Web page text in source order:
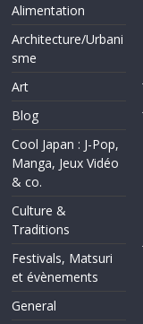
Alimentation
Architecture/Urbani
sme
Art
Blog
Cool Japan : J-Pop,
Manga, Jeux Vidéo
& co.
Culture &
Traditions
Festivals, Matsuri
et évènements
General